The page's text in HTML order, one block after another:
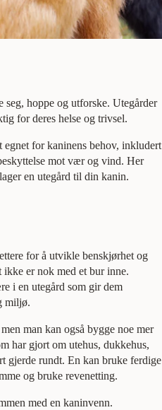
seg, hoppe og utforske. Utegårder
for deres helse og trivsel.
for kaninens behov, inkludert
mot vær og vind. Her
en utegård til din kanin.
for å utvikle benskjørhet og
er nok med et bur inne.
i en utegård som gir dem
miljø.
man kan også bygge noe mer
har gjort om utehus, dukkehus,
gjerde rundt. En kan bruke ferdige
og bruke revenetting.
med en kaninvenn.